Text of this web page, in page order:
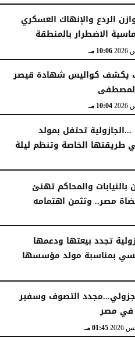
الردع والإنهاك العسكري
الاضطرار بالمنطقة
10:06 مـ
يكشف كواليس شهادة قيصر
10:04 مـ
تحتفل بمولد
الخاصة وتنظم ليلة
بالنيابات والمحاكم تهنئ
مصر.. وتثمن اهتمامه
تجدد بيعتها ودعمها
بمناسبة مولد مؤسسها
التصوف وسفير
في مصر
01:45 مـ